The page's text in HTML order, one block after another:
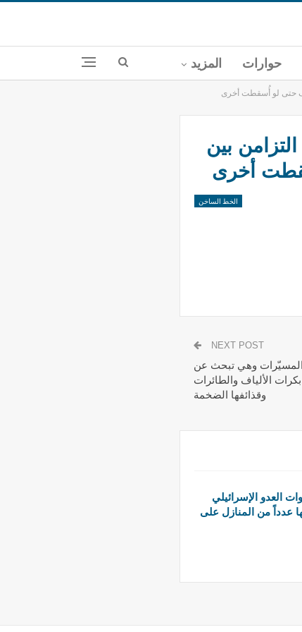
حوارات المزيد
حتى لو أُسقطت أخرى
بين
أخرى
الخط الساخن
NEXT POST
المسيّرات وهي تبحث عن
الألياف والطائرات
وقذائفها الضخمة
العدو الإسرائيلي
عدداً من المنازل على